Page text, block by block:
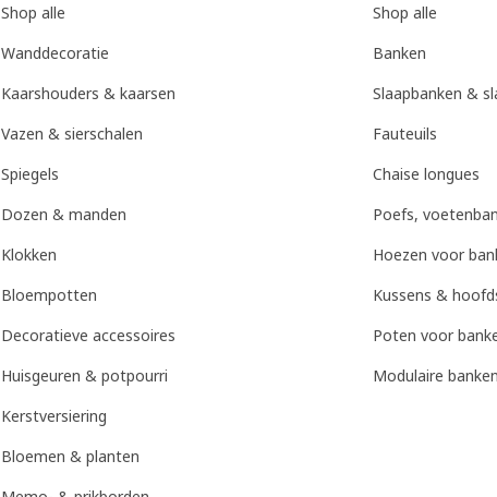
Shop alle
Wanddecoratie
Kaarshouders & kaarsen
Vazen & sierschalen
Spiegels
Dozen & manden
Klokken
Bloempotten
Decoratieve accessoires
Huisgeuren & potpourri
Kerstversiering
Bloemen & planten
Shop alle
Banken
Slaapbanken &
Fauteuils
Chaise longues
Poefs,
Hoezen voor
Kussens &
Poten voor
Modulaire banken